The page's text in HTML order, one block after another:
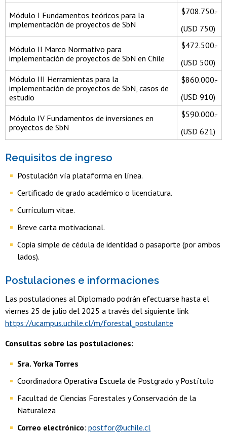
Módulo I Fundamentos teóricos para la
implementación de proyectos de SbN
$708.750.-
(USD 750)
Módulo II Marco Normativo para
implementación de proyectos de SbN en Chile
$472.500.-
(USD 500)
Módulo III Herramientas para la
implementación de proyectos de SbN, casos de
estudio
$860.000.-
(USD 910)
Módulo IV Fundamentos de inversiones en
proyectos de SbN
$590.000.-
(USD 621)
Requisitos de ingreso
Postulación vía plataforma en línea.
Certificado de grado académico o licenciatura.
Currículum vitae.
Breve carta motivacional.
Copia simple de cédula de identidad o pasaporte (por ambos
lados).
Postulaciones e informaciones
Las postulaciones al Diplomado podrán efectuarse hasta el
viernes 25 de julio del 2025 a través del siguiente link
https://ucampus.uchile.cl/m/forestal_postulante
Consultas sobre las postulaciones:
Sra. Yorka Torres
Coordinadora Operativa Escuela de Postgrado y Postítulo
Facultad de Ciencias Forestales y Conservación de la
Naturaleza
Correo electrónico: postfor@uchile.cl